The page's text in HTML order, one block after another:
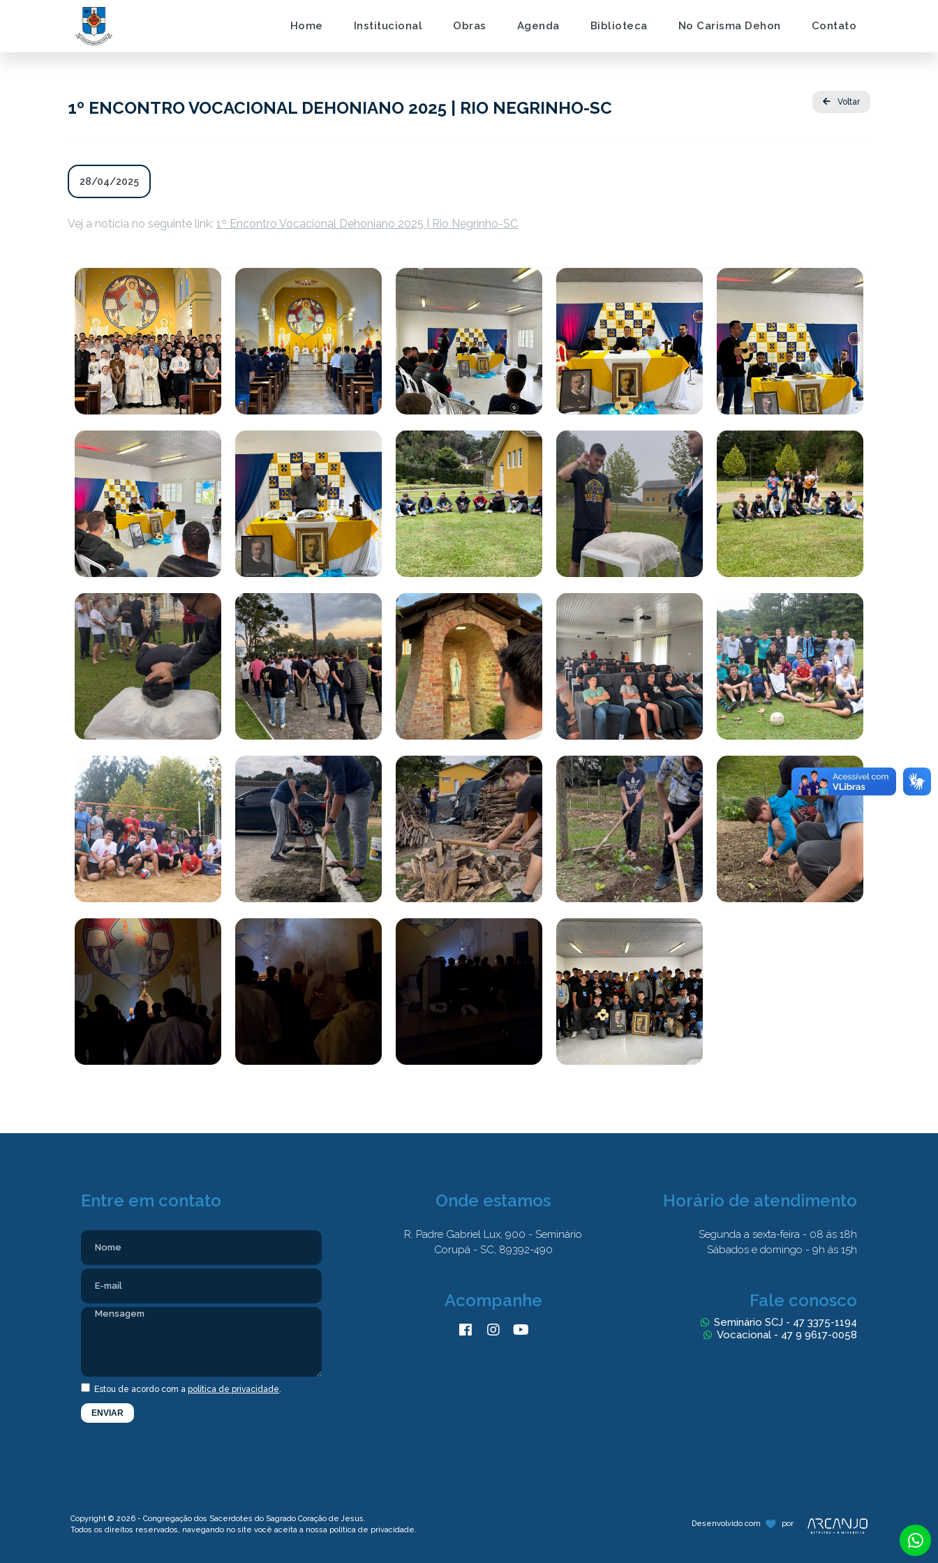
Home Institucional Obras Agenda Biblioteca No Carisma Dehon Contato
1º ENCONTRO VOCACIONAL DEHONIANO 2025 | RIO NEGRINHO-SC Voltar
28/04/2025
Vej a notícia no seguinte link: 1º Encontro Vocacional Dehoniano 2025 | Rio Negrinho-SC
Entre em contato
Estou de acordo com a política de privacidade.
Onde estamos
R. Padre Gabriel Lux, 900 - Seminário
Corupá - SC, 89392-490
Acompanhe
Horário de atendimento
Segunda a sexta-feira - 08 ás 18h
Sábados e domingo - 9h ás 15h
Fale conosco
Seminário SCJ - 47 3375-1194
Vocacional - 47 9 9617-0058
Copyright © 2026 - Congregação dos Sacerdotes do Sagrado Coração de Jesus.
Todos os direitos reservados, navegando no site você aceita a nossa política de privacidade.
Desenvolvido com por